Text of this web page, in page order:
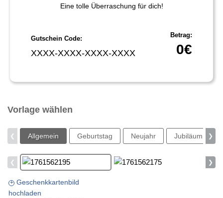
Eine tolle Überraschung für dich!
Gutschein Code:
XXXX-XXXX-XXXX-XXXX
Betrag:
0€
Vorlage wählen
❮ Allgemein Geburtstag Neujahr Jubiläum ❯
❮ ❯
+ Geschenkkartenbild
hochladen